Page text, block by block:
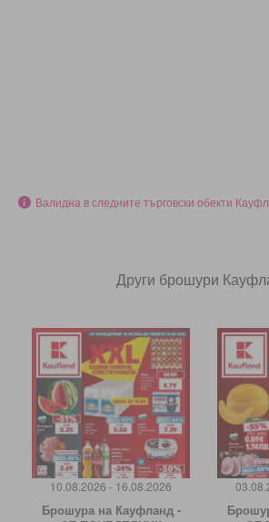
Валидна в следните търговски обекти
Други брошури
10.08.2026 - 16.08.2026
Брошура на Кауфланд -